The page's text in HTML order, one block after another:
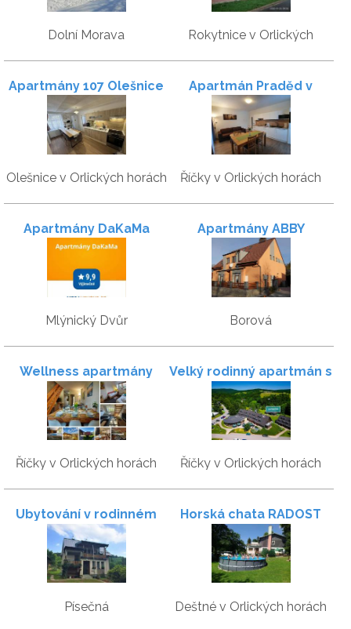
Dolní Morava
Rokytnice v Orlických
horách
Apartmány 107 Olešnice
3
Olešnice v Orlických horách
Apartmán Praděd v
Říčkách
Říčky v Orlických horách
Apartmány DaKaMa
Mlýnický Dvůr
Apartmány ABBY
Borová
Wellness apartmány
Říčky
Říčky v Orlických horách
Velký rodinný apartmán s
garáží - Skiapartma
Říčky v Orlických horách
Ubytování v rodinném
domě se zahradou
Písečná
Horská chata RADOST
Deštné v Orlických horách